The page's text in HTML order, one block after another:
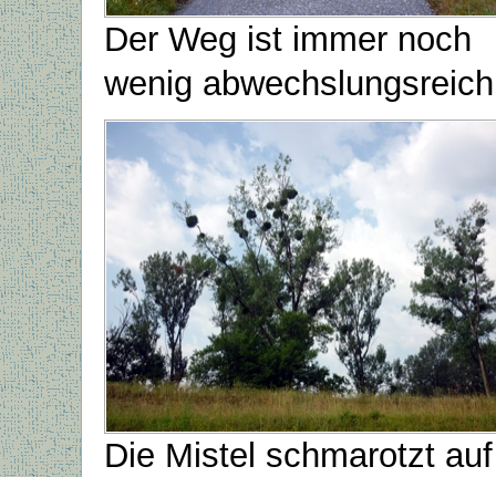
Der Weg ist immer noch
wenig
Die Mistel schmarotzt auf